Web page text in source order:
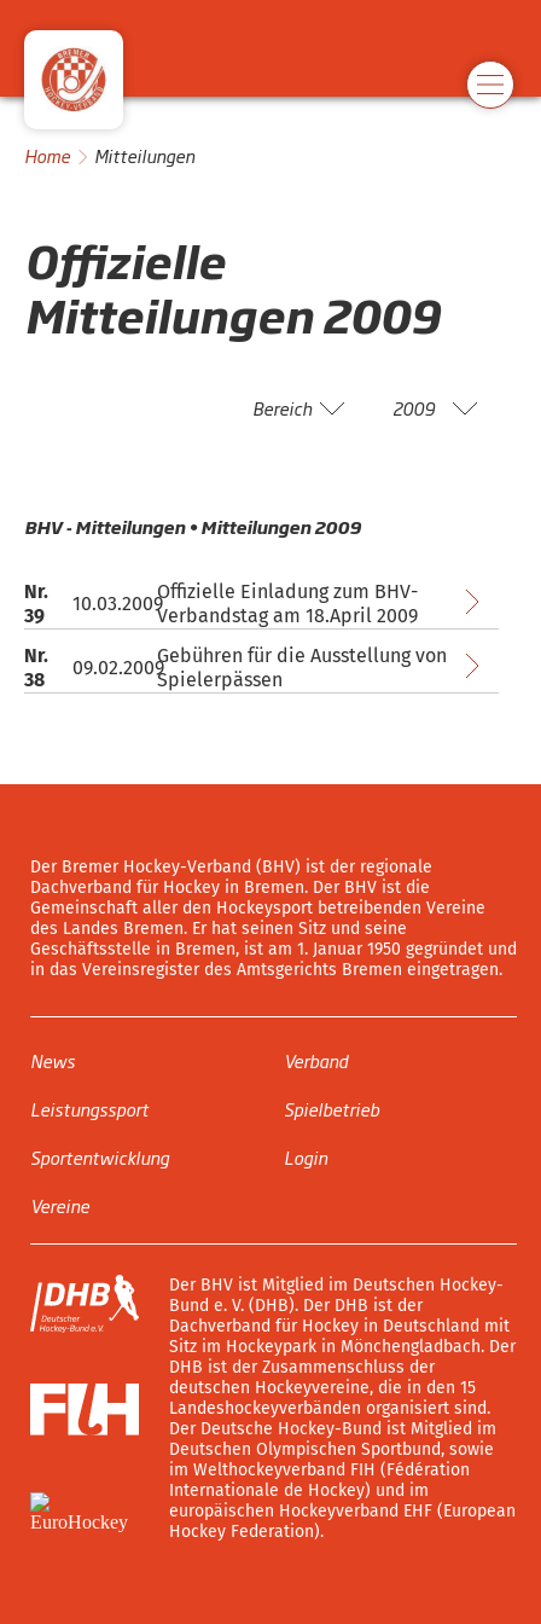
Home Mitteilungen
Offizielle
Mitteilungen2009
Bereich 2009
BHV - Mitteilungen • Mitteilungen 2009
Nr.
39
10.03.2009
Offizielle Einladung zum BHV-
Verbandstag am 18.April 2009
Nr.
38
09.02.2009
Gebühren für die Ausstellung von
Spielerpässen
Der Bremer Hockey-Verband (BHV) ist der regionale
Dachverband für Hockey in Bremen. Der BHV ist die
Gemeinschaft aller den Hockeysport betreibenden Vereine
des Landes Bremen. Er hat seinen Sitz und seine
Geschäftsstelle in Bremen, ist am 1. Januar 1950 gegründet und
in das Vereinsregister des Amtsgerichts Bremen eingetragen.
News
Leistungssport
Sportentwicklung
Vereine
Verband
Spielbetrieb
Login
Der BHV ist Mitglied im Deutschen Hockey-
Bund e. V. (DHB). Der DHB ist der
Dachverband für Hockey in Deutschland mit
Sitz im Hockeypark in Mönchengladbach. Der
DHB ist der Zusammenschluss der
deutschen Hockeyvereine, die in den 15
Landeshockeyverbänden organisiert sind.
Der Deutsche Hockey-Bund ist Mitglied im
Deutschen Olympischen Sportbund, sowie
im Welthockeyverband FIH (Fédération
Internationale de Hockey) und im
europäischen Hockeyverband EHF (European
Hockey Federation).